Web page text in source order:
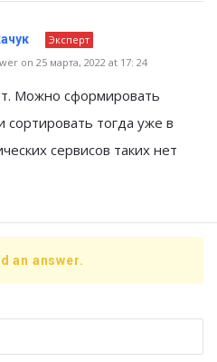
Эксперт
on 25 марта, 2022 at 17: 24
Можно сформировать
сортировать тогда уже в
сервисов таких нет
an answer.